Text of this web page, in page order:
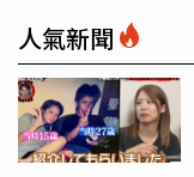
人氣新聞